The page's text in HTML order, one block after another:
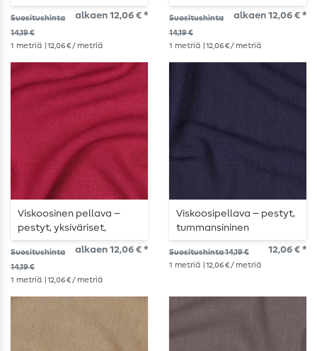
Suositushinta
14,19 €
alkaen 12,06 € *
1 metriä | 12,06 € / metriä
Suositushinta
14,19 €
alkaen 12,06 € *
1 metriä | 12,06 € / metriä
Viskoosinen pellava –
pestyt, yksiväriset,
marjanväriset
Suositushinta
14,19 €
alkaen 12,06 € *
1 metriä | 12,06 € / metriä
Viskoosipellava – pestyt,
tummansininen
Suositushinta 14,19 € 12,06 € *
1 metriä | 12,06 € / metriä